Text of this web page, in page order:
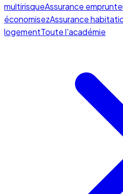
multirisqueAssurance
économisezAssurance
logementToute l'académie